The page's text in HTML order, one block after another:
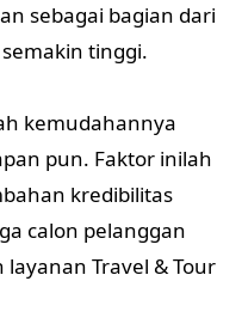
sebagai bagian dari
tinggi.
kemudahannya
pun. Faktor inilah
kredibilitas
calon pelanggan
Travel & Tour